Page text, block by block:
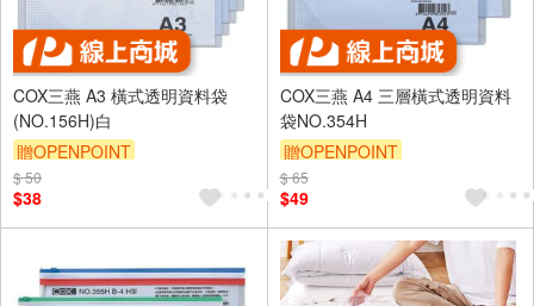
COX三燕 A3 橫式透明資料袋
(NO.156H)白
贈OPENPOINT
$ 50
$38
COX三燕 A4 三層橫式透明資料
袋NO.354H
贈OPENPOINT
$ 65
$49